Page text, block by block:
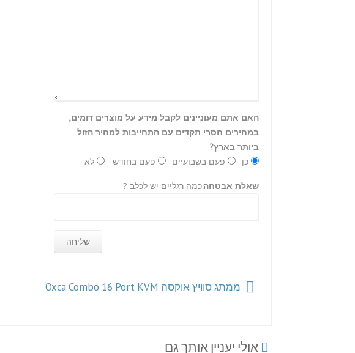
האם אתם מעוניינים לקבל מידע על מוצרים דומים,
במחירים חסרי תקדים עם התחייבות למחיר הזול
ביותר בארץ?
כן
פעם בשבועיים פעם בחודש לא
שאלת אבטחה:כמה רגליים יש לכלב ?
ממתג סוויץ אוקסה Oxca Combo 16 Port KVM
אולי יעניין אותך גם